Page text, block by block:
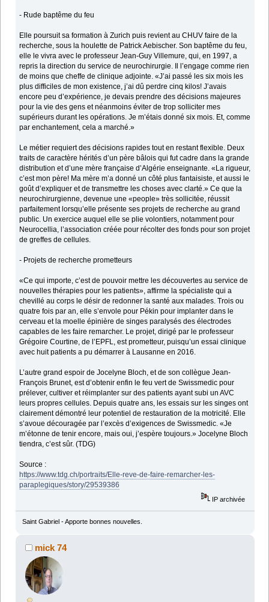
- Rude baptême du feu
Elle poursuit sa formation à Zurich puis revient au CHUV faire de la
recherche, sous la houlette de Patrick Aebischer. Son baptême du feu,
elle le vivra avec le professeur Jean-Guy Villemure, qui, en 1997, a
repris la direction du service de neurochirurgie. Il l’engage comme rien
de moins que cheffe de clinique adjointe. «J’ai passé les six mois les
plus difficiles de mon existence, j’ai dû perdre cinq kilos! J’avais
encore peu d’expérience, je devais prendre des décisions majeures
pour la vie des gens et néanmoins éviter de trop solliciter mes
supérieurs durant les opérations. Je m’étais donné six mois. Et, comme
par enchantement, cela a marché.»
Le métier requiert des décisions rapides tout en restant flexible. Deux
traits de caractère hérités d’un père bâlois qui fut cadre dans la grande
distribution et d’une mère française d’Algérie enseignante. «La rigueur,
c’est mon père! Ma mère m’a donné un côté plus fantaisiste, et aussi le
goût d’expliquer et de transmettre les choses avec clarté.» Ce que la
neurochirurgienne, devenue une «people» très sollicitée, réussit
parfaitement lorsqu’elle présente ses projets de recherche au grand
public. Un exercice auquel elle se plie volontiers, notamment pour
Neurocellia, l’association créée pour récolter des fonds pour son projet
de greffes de cellules.
- Projets de recherche prometteurs
«Ce qui importe, c’est de pouvoir mettre les découvertes au service de
nouvelles thérapies pour les patients», affirme la spécialiste qui a
chevillé au corps le désir de redonner la santé aux malades. Trois ou
quatre fois par an, elle s’envole pour Pékin pour implanter dans le
cerveau et la moelle épinière de singes paralysés des électrodes
capables de les faire remarcher. Le projet, dirigé par le professeur
Grégoire Courtine, de l’EPFL, est prometteur, puisqu’un essai clinique
avec huit patients a pu démarrer à Lausanne en 2016.
L’autre grand espoir de Jocelyne Bloch, et de son collègue Jean-
François Brunet, est d’obtenir enfin le feu vert de Swissmedic pour
prélever, cultiver et réimplanter sur des patients ayant subi un AVC
leurs propres cellules. Depuis quatre ans, les essais sur les singes ont
clairement démontré leur potentiel de restauration de la motricité. Elle
s’avoue découragée par l’excès d’exigences de Swissmedic. «Je
m’étonne de tenir encore, mais oui, j’espère toujours.» Jocelyne Bloch
tiendra, c’est sûr. (TDG)
Source :
https://www.tdg.ch/portraits/Elle-reve-de-faire-remarcher-les-
paraplegiques/story/29539386
IP archivée
Saint Gabriel - Apporte bonnes nouvelles.
mick 74